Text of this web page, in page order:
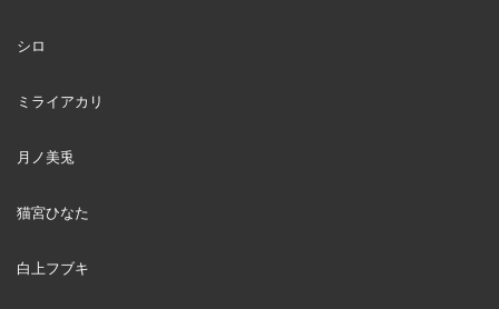
シロ
ミライアカリ
月ノ美兎
猫宮ひなた
白上フブキ
JAN